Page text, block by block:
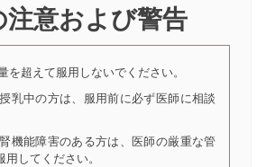
注意および警告
を超えて服用しないでください。
乳中の方は、服用前に必ず医師に相談
機能障害のある方は、医師の厳重な管
してください。